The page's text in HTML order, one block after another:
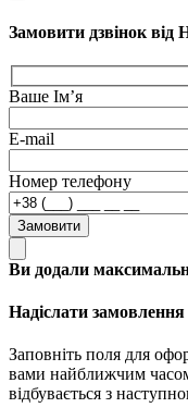
Замовити дзвінок від
Ваше Ім’я
E-mail
Номер телефону
Замовити
Ви додали
Надіслати замовлення
Заповніть поля для
вами найближчим
відбувається з